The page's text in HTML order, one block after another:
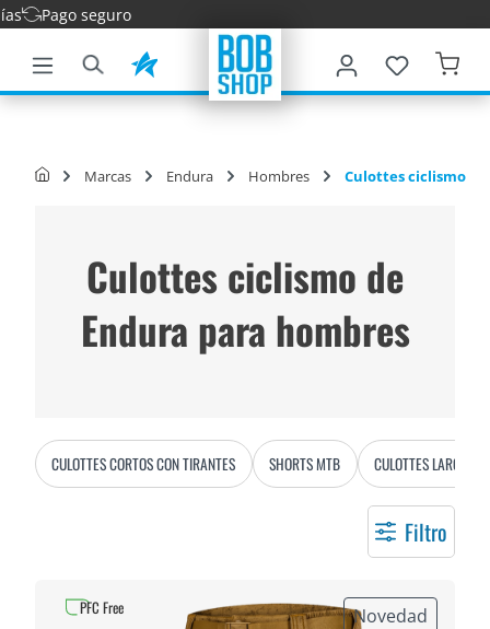
principal
Marcas Endura Hombres Culottes ciclismo
Culottes ciclismo de
Endura para hombres
CULOTTES CORTOS CON TIRANTES SHORTS MTB CULOTTES LARGOS
Filtro
Novedad
PFC Free